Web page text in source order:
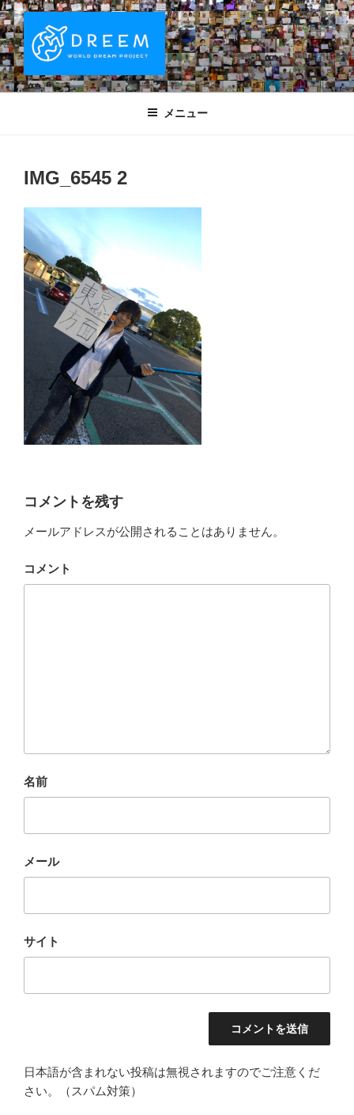
コ
ン
テ
ン
ツ
DREEM | 世界ドリームプロジェクト
WORLD DREAM PROJECT
夢をもつワクワクを世界中に！ Sparks of Joy with dreams for
メニュー
IMG_6545 2
コメントを残す
メールアドレスが公開されることはありません。
コメント
名前
メール
サイト
日本語が含まれない投稿は無視されますのでご注意くだ
さい。（スパム対策）